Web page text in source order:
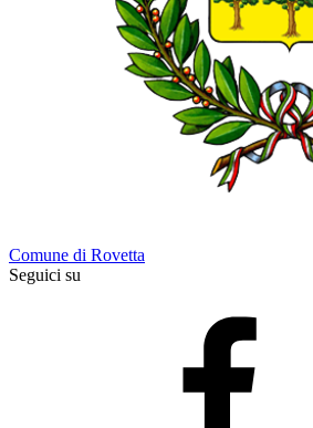
Comune di Rovetta
Seguici su